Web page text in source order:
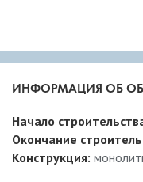
ИНФОРМАЦИЯ ОБ
Начало
Окончание
Конструкция: